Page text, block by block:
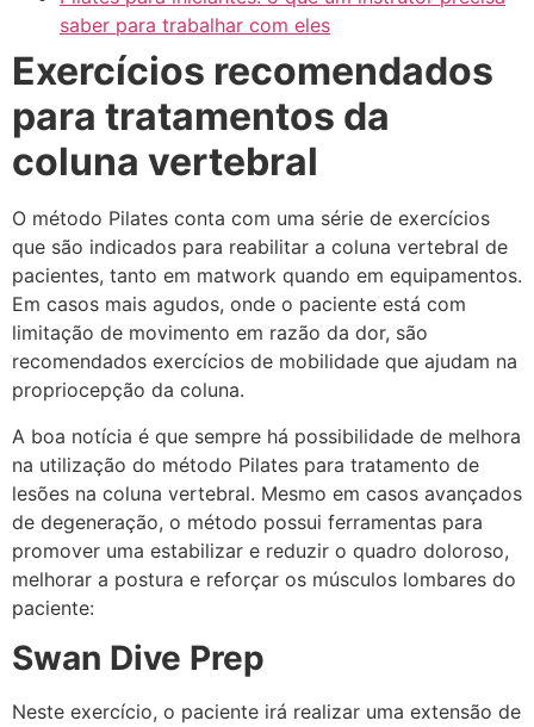
saber para trabalhar com eles
Exercícios recomendados
para tratamentos da
coluna vertebral
O método Pilates conta com uma série de exercícios
que são indicados para reabilitar a coluna vertebral de
pacientes, tanto em matwork quando em equipamentos.
Em casos mais agudos, onde o paciente está com
limitação de movimento em razão da dor, são
recomendados exercícios de mobilidade que ajudam na
propriocepção da coluna.
A boa notícia é que sempre há possibilidade de melhora
na utilização do método Pilates para tratamento de
lesões na coluna vertebral. Mesmo em casos avançados
de degeneração, o método possui ferramentas para
promover uma estabilizar e reduzir o quadro doloroso,
melhorar a postura e reforçar os músculos lombares do
paciente:
Swan Dive Prep
Neste exercício, o paciente irá realizar uma extensão de